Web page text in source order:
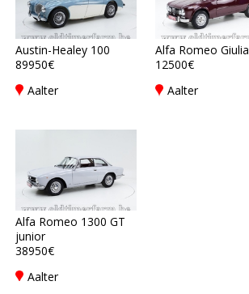
Austin-Healey 100
89950€
Aalter
Alfa Romeo Giulia
12500€
Aalter
Alfa Romeo 1300 GT
junior
38950€
Aalter